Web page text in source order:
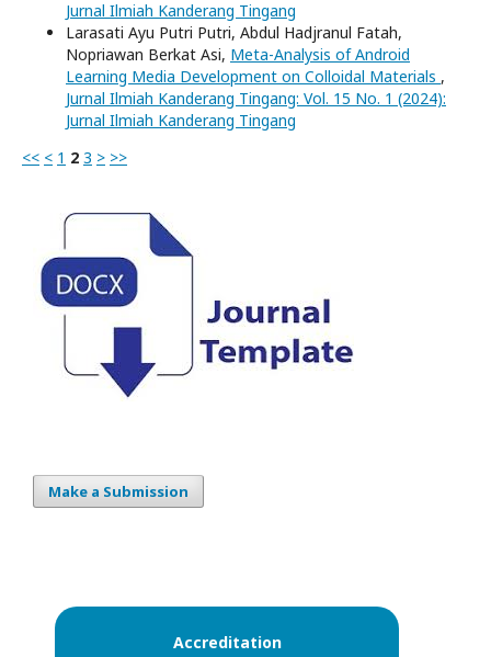
Jurnal Ilmiah Kanderang Tingang
Larasati Ayu Putri Putri, Abdul Hadjranul Fatah,
Nopriawan Berkat Asi, Meta-Analysis of Android
Learning Media Development on Colloidal Materials ,
Jurnal Ilmiah Kanderang Tingang: Vol. 15 No. 1 (2024):
Jurnal Ilmiah Kanderang Tingang
<< < 1 2 3 > >>
Make a Submission
Accreditation